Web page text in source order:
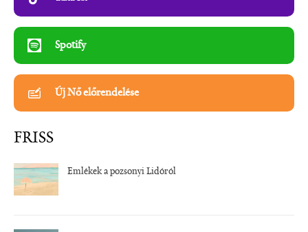
Spotify
Új Nő előrendelése
FRISS
Emlékek a pozsonyi Lidóról